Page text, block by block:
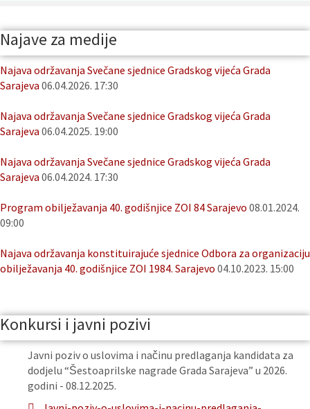
Najave za medije
Najava održavanja Svečane sjednice Gradskog vijeća Grada
Sarajeva 06.04.2026. 17:30
Najava održavanja Svečane sjednice Gradskog vijeća Grada
Sarajeva 06.04.2025. 19:00
Najava održavanja Svečane sjednice Gradskog vijeća Grada
Sarajeva 06.04.2024. 17:30
Program obilježavanja 40. godišnjice ZOI 84 Sarajevo 08.01.2024.
09:00
Najava održavanja konstituirajuće sjednice Odbora za organizaciju
obilježavanja 40. godišnjice ZOI 1984. Sarajevo 04.10.2023. 15:00
Konkursi i javni pozivi
Javni poziv o uslovima i načinu predlaganja kandidata za
dodjelu “Šestoaprilske nagrade Grada Sarajeva” u 2026.
godini - 08.12.2025.